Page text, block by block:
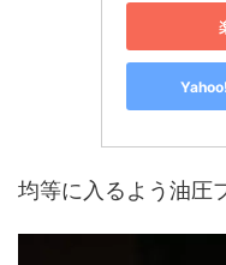
均等に入るよう油圧